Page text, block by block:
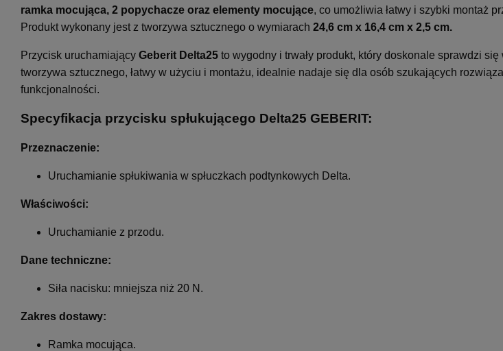
ramka mocująca, 2 popychacze oraz elementy mocujące, co umożliwia łatwy i szybki montaż
Produkt wykonany jest z tworzywa sztucznego o wymiarach 24,6 cm x 16,4 cm x 2,5 cm.
Przycisk uruchamiający Geberit Delta25 to wygodny i trwały produkt, który doskonale sprawdzi
tworzywa sztucznego, łatwy w użyciu i montażu, idealnie nadaje się dla osób szukających
funkcjonalności.
Specyfikacja przycisku spłukującego Delta25 GEBERIT:
Przeznaczenie:
Uruchamianie spłukiwania w spłuczkach podtynkowych Delta.
Właściwości:
Uruchamianie z przodu.
Dane techniczne:
Siła nacisku: mniejsza niż 20 N.
Zakres dostawy:
Ramka mocująca.